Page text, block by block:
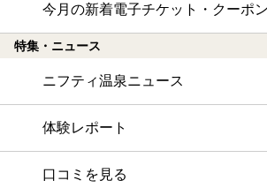
今月の新着電子チケット・クーポ
特集・ニュース
ニフティ温泉ニュース
体験レポート
口コミを見る